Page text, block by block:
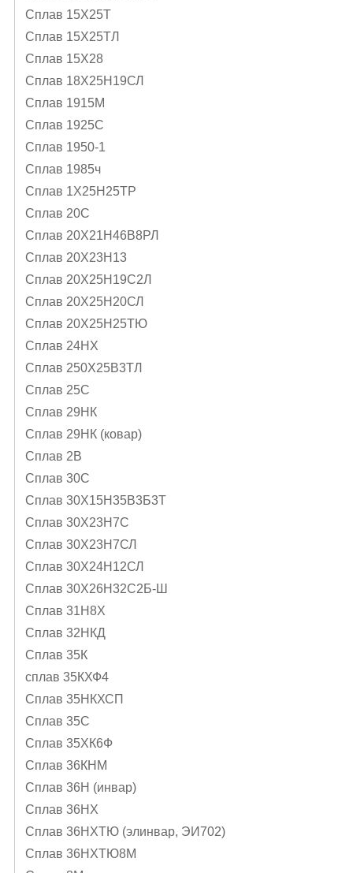
Сплав 15Х25Т
Сплав 15Х25ТЛ
Сплав 15Х28
Сплав 18Х25Н19СЛ
Сплав 1915М
Сплав 1925С
Сплав 1950-1
Сплав 1985ч
Сплав 1Х25Н25ТР
Сплав 20С
Сплав 20Х21Н46В8РЛ
Сплав 20Х23Н13
Сплав 20Х25Н19С2Л
Сплав 20Х25Н20СЛ
Сплав 20Х25Н25ТЮ
Сплав 24НХ
Сплав 250Х25В3ТЛ
Сплав 25С
Сплав 29НК
Сплав 29НК (ковар)
Сплав 2В
Сплав 30С
Сплав 30Х15Н35В3Б3Т
Сплав 30Х23Н7С
Сплав 30Х23Н7СЛ
Сплав 30Х24Н12СЛ
Сплав 30Х26Н32С2Б-Ш
Сплав 31Н8Х
Сплав 32НКД
Сплав 35К
сплав 35КХФ4
Сплав 35НКХСП
Сплав 35С
Сплав 35ХК6Ф
Сплав 36КНМ
Сплав 36Н (инвар)
Сплав 36НХ
Сплав 36НХТЮ (элинвар, ЭИ702)
Сплав 36НХТЮ8М